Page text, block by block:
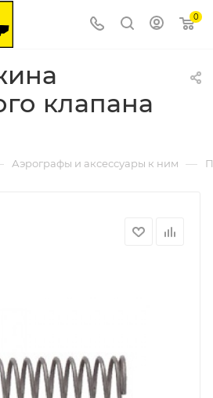
0
клапана
Аэрографы и аксессуары к ним —